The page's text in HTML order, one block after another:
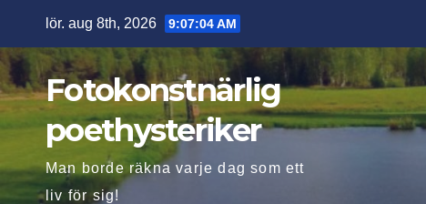
innehåll
lör. aug 8th, 2026 9:07:05 AM
Fotokonstnärlig
poethysteriker
Man borde räkna varje dag som ett
liv för sig!